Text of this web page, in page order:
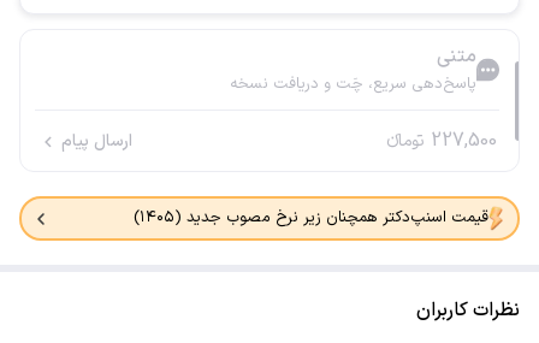
متنی
پاسخ‌دهی سریع، چَت و دریافت نسخه
227,500 تومانء ارسال پیام
قیمت اسنپ‌دکتر همچنان زیر نرخ مصوب جدید (۱۴۰۵)
نظرات کاربران